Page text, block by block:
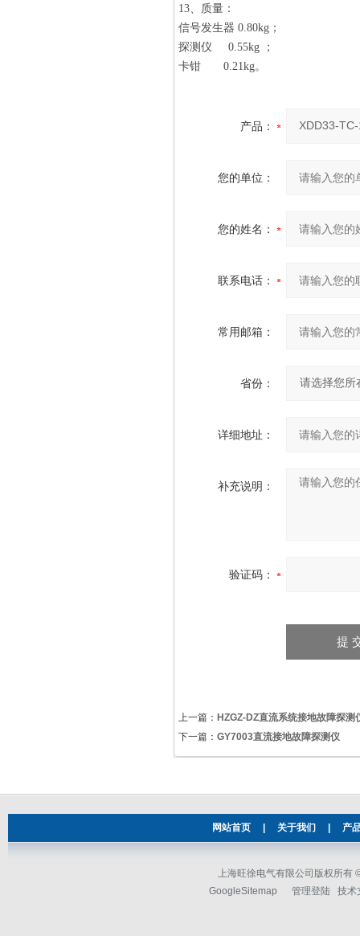
13、质量：
信号发生器 0.80kg；
探测仪 0.55kg ；
卡钳 0.21kg。
产品：
您的单位：
您的姓名：
联系电话：
常用邮箱：
省份：
详细地址：
补充说明：
验证码：
上一篇： HZGZ-DZ直流系统接地故障探测
下一篇： GY7003直流接地故障探测仪
网站首页 关于我们 产
上海旺徐电气有限公司版权所有
GoogleSitemap
管理登陆 技术